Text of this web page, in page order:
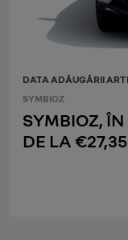
DATA ADĂUGĂRII
SYMBIOZ
SYMBIOZ,
DE LA